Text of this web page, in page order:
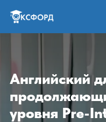
Английский
уровня Pre-